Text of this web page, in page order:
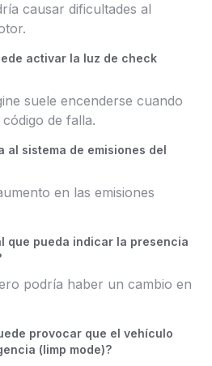
causar dificultades al
activar la luz de check
suele encenderse cuando
de falla.
al sistema de emisiones del
en las emisiones
que pueda indicar la presencia
podría haber un cambio en
provocar que el vehículo
(limp mode)?